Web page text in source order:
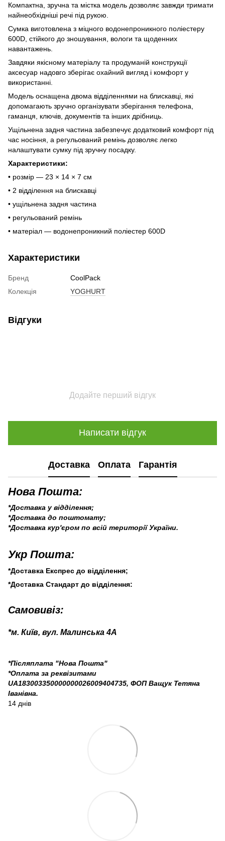
Компактна, зручна та містка модель дозволяє завжди тримати
найнеобхідніші речі під рукою.
Сумка виготовлена з міцного водонепроникного поліестеру
600D, стійкого до зношування, вологи та щоденних
навантажень.
Завдяки якісному матеріалу та продуманій конструкції
аксесуар надовго зберігає охайний вигляд і комфорт у
використанні.
Модель оснащена двома відділеннями на блискавці, які
допомагають зручно організувати зберігання телефона,
гаманця, ключів, документів та інших дрібниць.
Ущільнена задня частина забезпечує додатковий комфорт під
час носіння, а регульований ремінь дозволяє легко
налаштувати сумку під зручну посадку.
Характеристики:
• розмір — 23 × 14 × 7 см
• 2 відділення на блискавці
• ущільнена задня частина
• регульований ремінь
• матеріал — водонепроникний поліестер 600D
Характеристики
Бренд
CoolPack
Колекція
YOGHURT
Відгуки
Додайте перший відгук
Написати відгук
Доставка Оплата Гарантія
Нова Пошта:
*Доставка у відділення;
*Доставка до поштомату;
*Доставка кур'єром по всій території України.
Укр Пошта:
*Доставка Експрес до відділення;
*Доставка Стандарт до відділення:
Самовивіз:
*м. Київ, вул. Малинська 4А
*Післяплата "Нова Пошта"
*Оплата за реквізитами
UA183003350000000026009404735, ФОП Ващук Тетяна
Іванівна.
14 днів